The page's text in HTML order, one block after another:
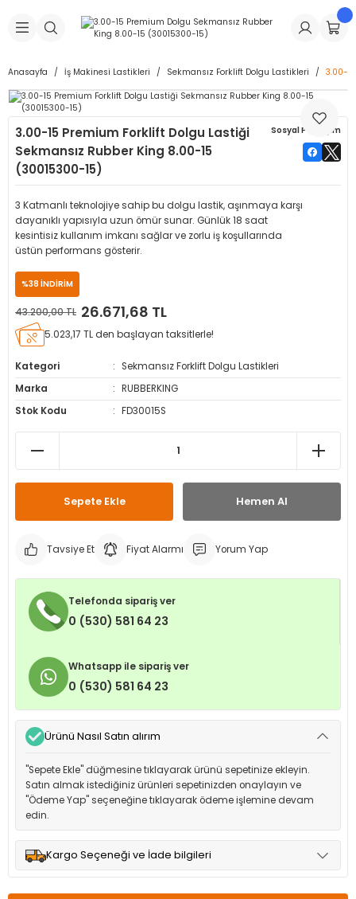
Geri Dön
Makineleri
Geri Dön
Dolgu Lastikleri
Dolgu Lastikleri
Geri Dön
İç Lastikleri
İç Lastikleri
Geri Dön
Geri Dön
& Sibop İlaveleri
Kapağı
Geri Dön
Tüpü
& Spreyler
Geri Dön
Makinesi Yedek Parçaları
Yedek Parçaları
Anasayfa İş Makinesi Lastikleri Sekmansız Forklift Dolgu Lastikleri 3.00-
3.00-15 Premium Forklift Dolgu Lastiği
Sekmansız Rubber King 8.00-15
(30015300-15)
Sosyal Paylaşım
3 Katmanlı teknolojiye sahip bu dolgu lastik, aşınmaya karşı
dayanıklı yapısıyla uzun ömür sunar. Günlük 18 saat
kesintisiz kullanım imkanı sağlar ve zorlu iş koşullarında
üstün performans gösterir.
%38 İNDİRİM
43.200,00 TL 26.671,68 TL
5.023,17 TL den başlayan taksitlerle!
Kategori
Sekmansız Forklift Dolgu Lastikleri
Marka
RUBBERKING
Stok Kodu
FD30015S
Sepete Ekle Hemen Al
Tavsiye Et Fiyat Alarmı Yorum Yap
Telefonda sipariş ver
0 (530) 581 64 23
Whatsapp ile sipariş ver
0 (530) 581 64 23
Ürünü Nasıl Satın alırım
"Sepete Ekle" düğmesine tıklayarak ürünü sepetinize ekleyin.
Satın almak istediğiniz ürünleri sepetinizden onaylayın ve
"Ödeme Yap" seçeneğine tıklayarak ödeme işlemine devam
edin.
Kargo Seçeneği ve İade bilgileri